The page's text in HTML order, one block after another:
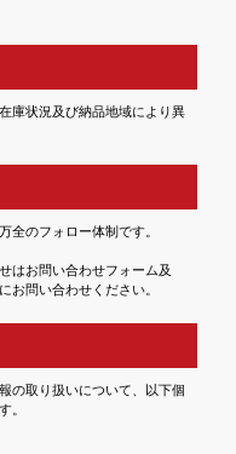
庫状況及び納品地域により異
全のフォロー体制です。
はお問い合わせフォーム及
お問い合わせください。
の取り扱いについて、以下個
。